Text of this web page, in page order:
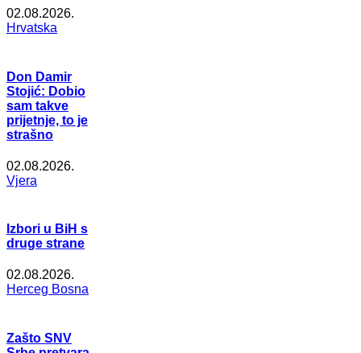
02.08.2026.
Hrvatska
Don Damir
Stojić: Dobio
sam takve
prijetnje, to je
strašno
02.08.2026.
Vjera
Izbori u BiH s
druge strane
02.08.2026.
Herceg Bosna
Zašto SNV